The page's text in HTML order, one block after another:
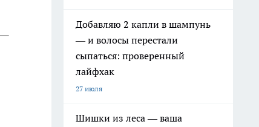
Добавляю 2 капли в шампунь
— и волосы перестали
сыпаться: проверенный
лайфхак
27 июля
Шишки из леса — ваша